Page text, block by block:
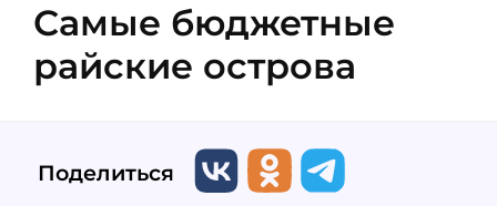
Самые бюджетные
райские острова
Поделиться